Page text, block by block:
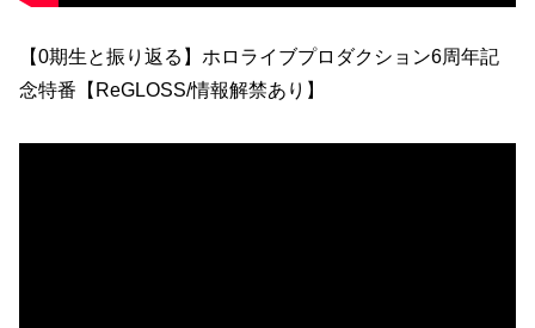
【0期生と振り返る】ホロライブプロダクション6周年記
念特番【ReGLOSS/情報解禁あり】